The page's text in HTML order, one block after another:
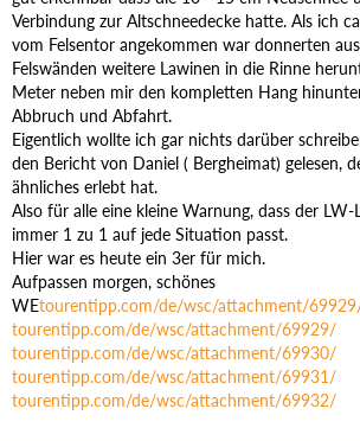
Verbindung zur Altschneedecke hatte. Als ich
vom Felsentor angekommen war donnerten
Felswänden weitere Lawinen in die Rinne
Meter neben mir den kompletten Hang
Abbruch und Abfahrt.
Eigentlich wollte ich gar nichts darüber
den Bericht von Daniel ( Bergheimat) gelesen,
ähnliches erlebt hat.
Also für alle eine kleine Warnung, dass der
immer 1 zu 1 auf jede Situation passt.
Hier war es heute ein 3er für mich.
Aufpassen morgen, schönes
WEtourentipp.com/de/wsc/attachment/
tourentipp.com/de/wsc/attachment/69929/
tourentipp.com/de/wsc/attachment/69930/
tourentipp.com/de/wsc/attachment/69931/
tourentipp.com/de/wsc/attachment/69932/